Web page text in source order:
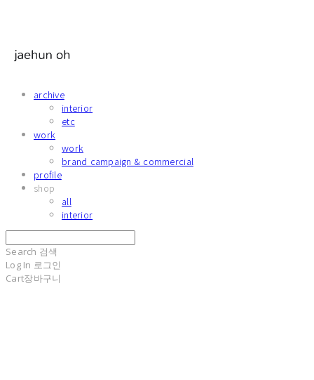
archive
interior
etc
work
work
brand campaign & commercial
profile
shop
all
interior
Search 검색
Log In 로그인
Cart장바구니